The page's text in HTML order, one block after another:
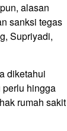
alasan
sanksi tegas
Supriyadi,
diketahui
perlu hingga
rumah sakit